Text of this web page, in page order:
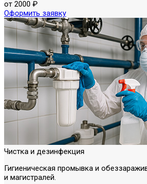
от 2000 ₽
Оформить заявку
Чистка и дезинфекция
Гигиеническая промывка и
и магистралей.